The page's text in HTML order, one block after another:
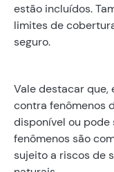
estão incluídos.
limites de
seguro.
Vale destacar que,
contra fenômenos
disponível ou pode
fenômenos são
sujeito a riscos de